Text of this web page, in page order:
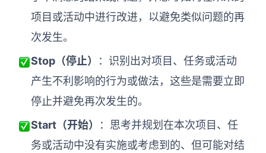
创意与绘图
AI生成思维导图
AI生成流程图
AI生成用户旅程图
AI生成鱼骨图
AI生成甘特图
AI生成商业画布
AI生成SWOT分析
AI生成PEST分析
AI生成5Why分析
项目或活动中进行改进，以避免类似问题的再
次发生。
Stop （停止）
：识别出对项目、任务或活动
产生不利影响的行为或做法，这些是需要立即
停止并避免再次发生的。
Start （开始）
：思考并规划在本次项目、任
务或活动中没有实施或考虑到的、但可能对结